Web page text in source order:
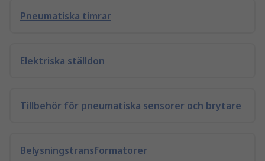
Pneumatiska timrar
Elektriska ställdon
Tillbehör för pneumatiska sensorer och brytare
Belysningstransformatorer